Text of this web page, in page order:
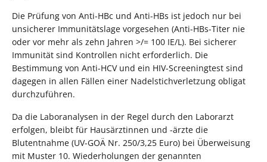
Die Prüfung von Anti-HBc und Anti-HBs ist jedoch nur bei
unsicherer Immunitätslage vorgesehen (Anti-HBs-Titer nie
oder vor mehr als zehn Jahren >/= 100 IE/L). Bei sicherer
Immunität sind Kontrollen nicht erforderlich. Die
Bestimmung von Anti-HCV und ein HIV-Screeningtest sind
dagegen in allen Fällen einer Nadelstichverletzung obligat
durchzuführen.
Da die Laboranalysen in der Regel durch den Laborarzt
erfolgen, bleibt für Hausärztinnen und -ärzte die
Blutentnahme (UV-GOÄ Nr. 250/3,25 Euro) bei Überweisung
mit Muster 10. Wiederholungen der genannten